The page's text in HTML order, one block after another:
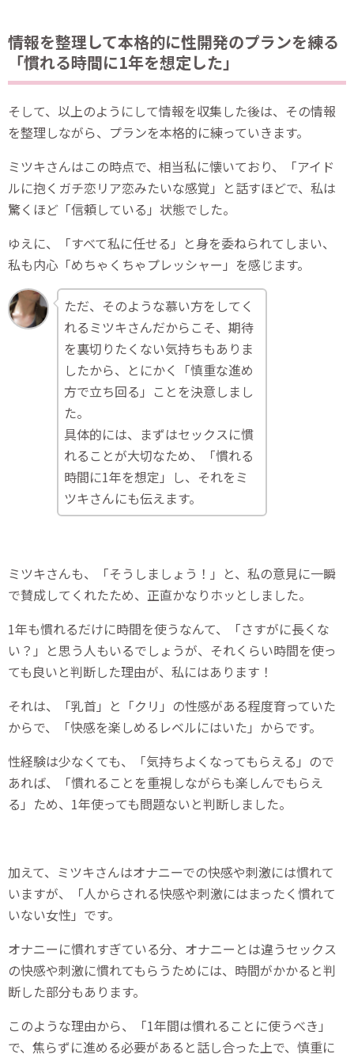
情報を整理して本格的に性開発のプランを練る
「慣れる時間に1年を想定した」
そして、以上のようにして情報を収集した後は、その情報
を整理しながら、プランを本格的に練っていきます。
ミツキさんはこの時点で、相当私に懐いており、「アイド
ルに抱くガチ恋リア恋みたいな感覚」と話すほどで、私は
驚くほど「信頼している」状態でした。
ゆえに、「すべて私に任せる」と身を委ねられてしまい、
私も内心「めちゃくちゃプレッシャー」を感じます。
ただ、そのような慕い方をしてく
れるミツキさんだからこそ、期待
を裏切りたくない気持ちもありま
したから、とにかく「慎重な進め
方で立ち回る」ことを決意しまし
た。
具体的には、まずはセックスに慣
れることが大切なため、「慣れる
時間に1年を想定」し、それをミ
ツキさんにも伝えます。
ミツキさんも、「そうしましょう！」と、私の意見に一瞬
で賛成してくれたため、正直かなりホッとしました。
1年も慣れるだけに時間を使うなんて、「さすがに長くな
い？」と思う人もいるでしょうが、それくらい時間を使っ
ても良いと判断した理由が、私にはあります！
それは、「乳首」と「クリ」の性感がある程度育っていた
からで、「快感を楽しめるレベルにはいた」からです。
性経験は少なくても、「気持ちよくなってもらえる」ので
あれば、「慣れることを重視しながらも楽しんでもらえ
る」ため、1年使っても問題ないと判断しました。
加えて、ミツキさんはオナニーでの快感や刺激には慣れて
いますが、「人からされる快感や刺激にはまったく慣れて
いない女性」です。
オナニーに慣れすぎている分、オナニーとは違うセックス
の快感や刺激に慣れてもらうためには、時間がかかると判
断した部分もあります。
このような理由から、「1年間は慣れることに使うべき」
で、焦らずに進める必要があると話し合った上で、慎重に